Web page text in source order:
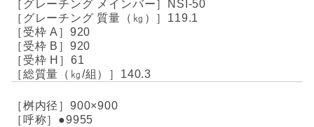
NSI-50
119.1
920
920
61
140.3
900×900
●9955